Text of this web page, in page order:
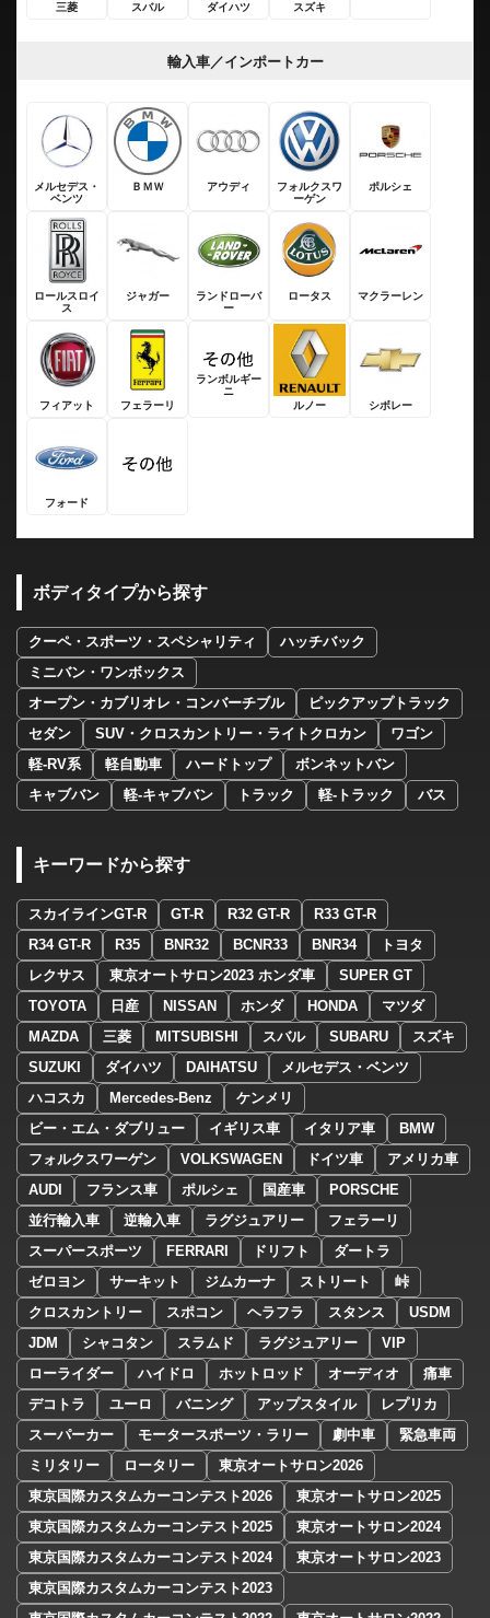
三菱 スバル ダイハツ スズキ
輸入車／インポートカー
メルセデス・
ベンツ
ＢＭＷ アウディ
フォルクスワ
ーゲン
ポルシェ
ロールスロイ
ス
ジャガー
ランドローバ
ー
ロータス マクラーレン
フィアット フェラーリ
ランボルギー
ニ
ルノー
シボレー
フォード
ボディタイプから探す
クーペ・スポーツ・スペシャリティ
ハッチバック
ミニバン・ワンボックス
オープン・カブリオレ・コンバーチブル
ピックアップトラック
セダン
SUV・クロスカントリー・ライトクロカン
ワゴン
軽-RV系
軽自動車 ハードトップ
ボンネットバン
キャブバン
軽-キャブバン トラック 軽-トラック バス
キーワードから探す
スカイラインGT-R GT-R R32 GT-R
R33 GT-R
R34 GT-R
R35 BNR32 BCNR33 BNR34
トヨタ
レクサス
東京オートサロン2023 ホンダ車
SUPER GT
TOYOTA
日産 NISSAN ホンダ HONDA
マツダ
MAZDA
三菱 MITSUBISHI スバル SUBARU
スズキ
SUZUKI
ダイハツ DAIHATSU
メルセデス・ベンツ
ハコスカ
Mercedes-Benz
ケンメリ
ビー・エム・ダブリュー
イギリス車 イタリア車
BMW
フォルクスワーゲン
VOLKSWAGEN ドイツ車
アメリカ車
AUDI
フランス車 ポルシェ 国産車
PORSCHE
並行輸入車
逆輸入車 ラグジュアリー
フェラーリ
スーパースポーツ
FERRARI ドリフト
ダートラ
ゼロヨン
サーキット ジムカーナ ストリート
峠
クロスカントリー
スポコン ヘラフラ スタンス
USDM
JDM
シャコタン スラムド ラグジュアリー
VIP
ローライダー
ハイドロ ホットロッド オーディオ
痛車
デコトラ
ユーロ バニング アップスタイル
レプリカ
スーパーカー
モータースポーツ・ラリー 劇中車
緊急車両
ミリタリー
ロータリー
東京オートサロン2026
東京国際カスタムカーコンテスト2026
東京オートサロン2025
東京国際カスタムカーコンテスト2025
東京オートサロン2024
東京国際カスタムカーコンテスト2024
東京オートサロン2023
東京国際カスタムカーコンテスト2023